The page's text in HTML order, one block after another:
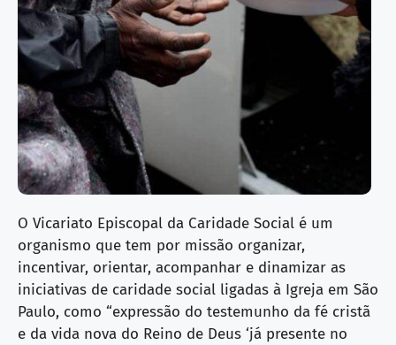
O Vicariato Episcopal da Caridade Social é um
organismo que tem por missão organizar,
incentivar, orientar, acompanhar e dinamizar as
iniciativas de caridade social ligadas à Igreja em São
Paulo, como “expressão do testemunho da fé cristã
e da vida nova do Reino de Deus ‘já presente no